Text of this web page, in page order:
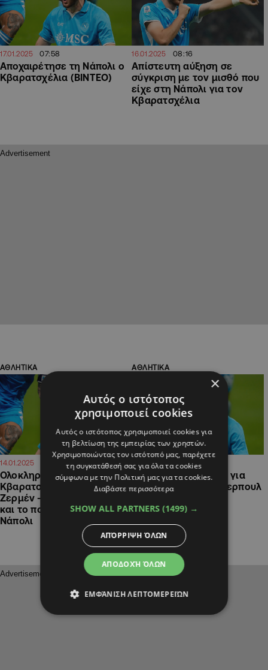
17.01.2025 07:58
Αποχαιρέτησε τη Νάπολι ο
Κβαρατσχέλια (ΒΙΝΤΕΟ)
16.01.2025 08:16
Απίστευτη αύξηση σε
σύγκριση με τον μισθό που
είχε στη Νάπολι για τον
Κβαρατσχέλια
ΑΘΛΗΤΙΚΑ
14.01.2025
Ολοκληρώνει το «μπαμ» με
Κβαρατσκέλια η Παρί Σεν
Ζερμέν – Το συμβόλαιό του
και το ποσό που θα πάρει η
Νάπολι
ΑΘΛΗΤΙΚΑ
10.01.2025 09:16
Μπαίνει στο… κόλπο για
Κβαρατσχέλια η Λίβερπουλ
×
Αυτός ο ιστότοπος
χρησιμοποιεί cookies
Αυτός ο ιστότοπος χρησιμοποιεί cookies για
τη βελτίωση της εμπειρίας των χρηστών.
Χρησιμοποιώντας τον ιστότοπό μας, παρέχετε
τη συγκατάθεσή σας για όλα τα cookies
σύμφωνα με την Πολιτική μας για τα cookies.
Διαβάστε περισσότερα
SHOW ALL PARTNERS (1499) →
ΑΠΟΔΟΧΉ ΌΛΩΝ
ΑΠΌΡΡΙΨΗ ΌΛΩΝ
ΕΜΦΆΝΙΣΗ ΛΕΠΤΟΜΕΡΕΙΏΝ